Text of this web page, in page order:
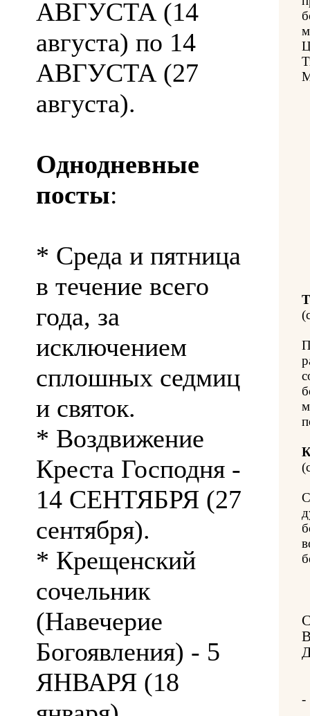
АВГУСТА (14
августа) по 14
АВГУСТА (27
августа).
Однодневные
посты:
* Среда и пятница
в течение всего
года, за
исключением
сплошных седмиц
и святок.
* Воздвижение
Креста Господня -
14 СЕНТЯБРЯ (27
сентября).
* Крещенский
сочельник
(Навечерие
Богоявления) - 5
ЯНВАРЯ (18
-